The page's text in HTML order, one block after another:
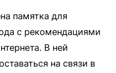
памятка для
с рекомендациями
В ней
на связи в